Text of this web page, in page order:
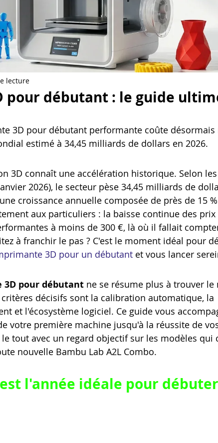
Filament PLA Service administratif en ligne
M1 pro Creality HI combo Filament PETG
CPF
pour débutant : le guide
lecture
3D pour débutant performante coûte
estimé à 34,45 milliards de dollars en 2026.
3D connaît une accélération historique. Selon
2026), le secteur pèse 34,45 milliards de
croissance annuelle composée de près de 15
aux particuliers : la baisse continue des
à moins de 300 €, là où il fallait
à franchir le pas ? C'est le moment idéal pour
3D pour un débutant et vous lancer
pour débutant ne se résume plus à trouver le
critères décisifs sont la calibration automatique, la
et l'écosystème logiciel. Ce guide vous
votre première machine jusqu'à la réussite de
tout avec un regard objectif sur les modèles qui
nouvelle Bambu Lab A2L Combo.
l'année idéale pour